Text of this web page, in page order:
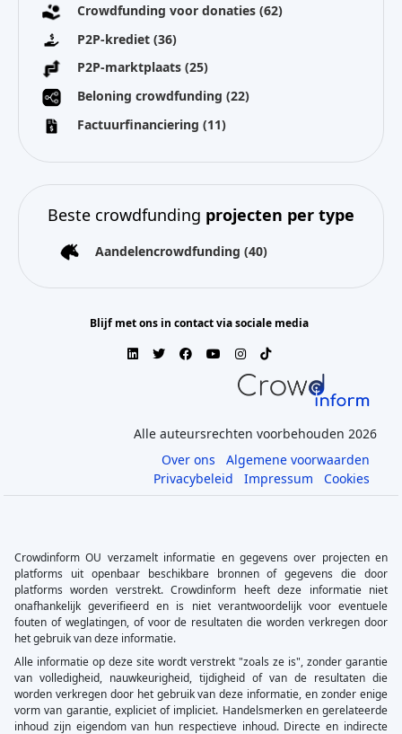
Crowdfunding voor donaties (62)
P2P-krediet (36)
P2P-marktplaats (25)
Beloning crowdfunding (22)
Factuurfinanciering (11)
Beste crowdfunding projecten per type
Aandelencrowdfunding (40)
Blijf met ons in contact via sociale media
Alle auteursrechten voorbehouden 2026
Over ons
Algemene voorwaarden
Privacybeleid
Impressum Cookies
Crowdinform OU verzamelt informatie en gegevens over projecten en
platforms uit openbaar beschikbare bronnen of gegevens die door
platforms worden verstrekt. Crowdinform heeft deze informatie niet
onafhankelijk geverifieerd en is niet verantwoordelijk voor eventuele
fouten of weglatingen, of voor de resultaten die worden verkregen door
het gebruik van deze informatie.
Alle informatie op deze site wordt verstrekt "zoals ze is", zonder garantie
van volledigheid, nauwkeurigheid, tijdigheid of van de resultaten die
worden verkregen door het gebruik van deze informatie, en zonder enige
vorm van garantie, expliciet of impliciet. Handelsmerken en gerelateerde
inhoud zijn eigendom van hun respectieve inhoud. Directe en indirecte